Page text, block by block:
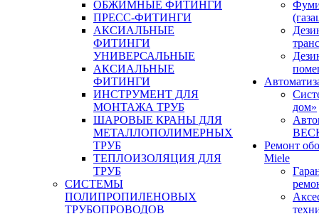
ОБЖИМНЫЕ ФИТИНГИ
ПРЕСС-ФИТИНГИ
АКСИАЛЬНЫЕ
ФИТИНГИ
УНИВЕРСАЛЬНЫЕ
АКСИАЛЬНЫЕ
ФИТИНГИ
ИНСТРУМЕНТ ДЛЯ
МОНТАЖА ТРУБ
ШАРОВЫЕ КРАНЫ ДЛЯ
МЕТАЛЛОПОЛИМЕРНЫХ
ТРУБ
ТЕПЛОИЗОЛЯЦИЯ ДЛЯ
ТРУБ
СИСТЕМЫ
ПОЛИПРОПИЛЕНОВЫХ
ТРУБОПРОВОДОВ
дом»
Ремонт
Miele